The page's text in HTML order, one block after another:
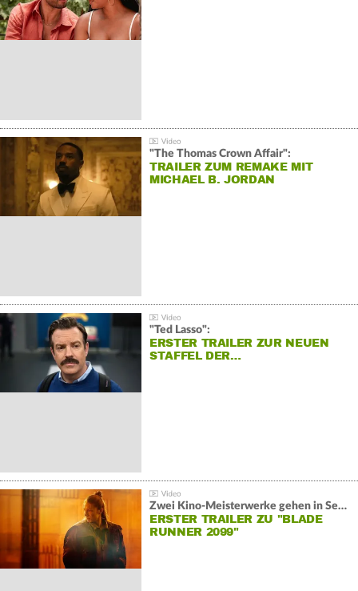
"The Thomas Crown Affair":
TRAILER ZUM REMAKE MIT
MICHAEL B. JORDAN
"Ted Lasso":
ERSTER TRAILER ZUR NEUEN
STAFFEL DER…
Zwei Kino-Meisterwerke gehen in Serie:
ERSTER TRAILER ZU "BLADE
RUNNER 2099"